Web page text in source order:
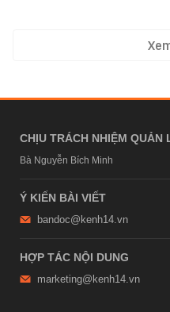
CHỊU TRÁCH NHIỆM QUẢN
Bà Nguyễn Bích Minh
Ý KIẾN BÀI VIẾT
bandoc@kenh14.vn
HỢP TÁC NỘI DUNG
marketing@kenh14.vn